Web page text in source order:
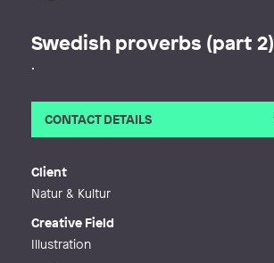
Swedish proverbs (part 2)
.
CONTACT DETAILS
m/
Client
Natur & Kultur
Creative Field
Illustration